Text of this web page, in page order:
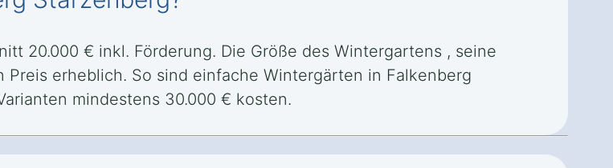
20.000 € inkl. Förderung. Die Größe des Wintergartens , seine
erheblich. So sind einfache Wintergärten in Falkenberg
mindestens 30.000 € kosten.